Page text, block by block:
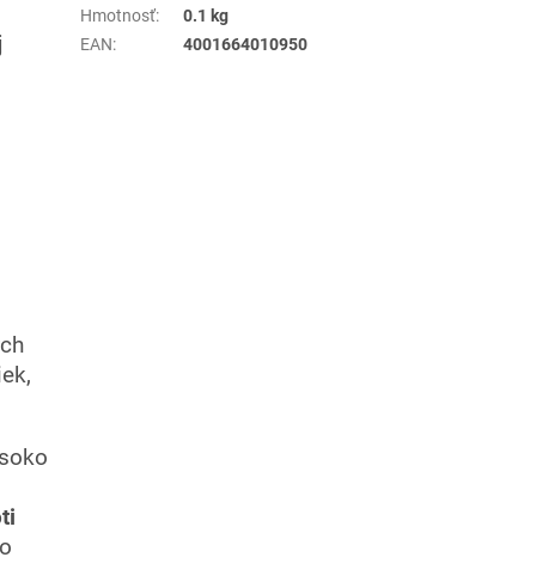
Hmotnosť:
0.1 kg
EAN: 4001664010950